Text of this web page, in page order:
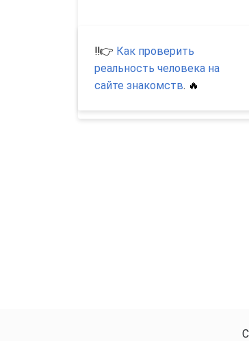
‼️👉 Как проверить
реальность человека на
сайте знакомств. 🔥